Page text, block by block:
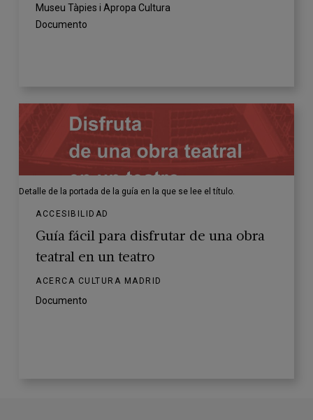
Museu Tàpies i Apropa Cultura
Documento
Detalle de la portada de la guía en la que se lee el título.
ACCESIBILIDAD
Guía fácil para disfrutar de una obra
teatral en un teatro
ACERCA CULTURA MADRID
Documento